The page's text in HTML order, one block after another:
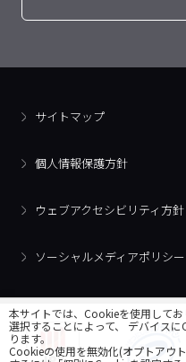
サイトマップ
個人情報保護方針
ウェブアクセシビリティ方針
ソーシャルメディアポリシー
本サイトでは、Cookieを使用して
選択することによって、 デバイス
ります。
Cookieの使用を無効化(オプトアウ